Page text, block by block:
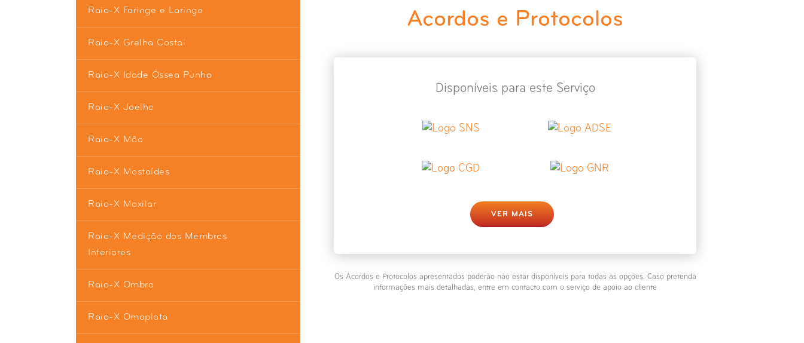
Raio-X Faringe e Laringe
Raio-X Grelha Costal
Raio-X Idade Óssea Punho
Raio-X Joelho
Raio-X Mão
Raio-X Mastoídes
Raio-X Maxilar
Raio-X Medição dos Membros
Inferiores
Raio-X Ombro
Raio-X Omoplata
Acordos e Protocolos
Disponíveis para este Serviço
VER MAIS
Os Acordos e Protocolos apresentados poderão não estar disponíveis para todas as opções. Caso pretenda
informações mais detalhadas, entre em contacto com o serviço de apoio ao cliente